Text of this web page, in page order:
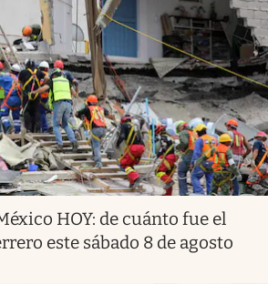
HOY: de cuánto fue el
este sábado 8 de agosto